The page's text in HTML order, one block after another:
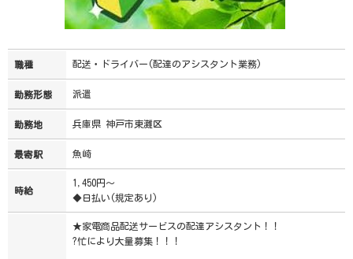
職種 配送・ドライバー(配達のアシスタント業務)
勤務形態 派遣
勤務地 兵庫県 神戸市東灘区
最寄駅 魚崎
時給
1,450円～
◆日払い(規定あり)
★家電商品配送サービスの配達アシスタント！！
?忙により大量募集！！！